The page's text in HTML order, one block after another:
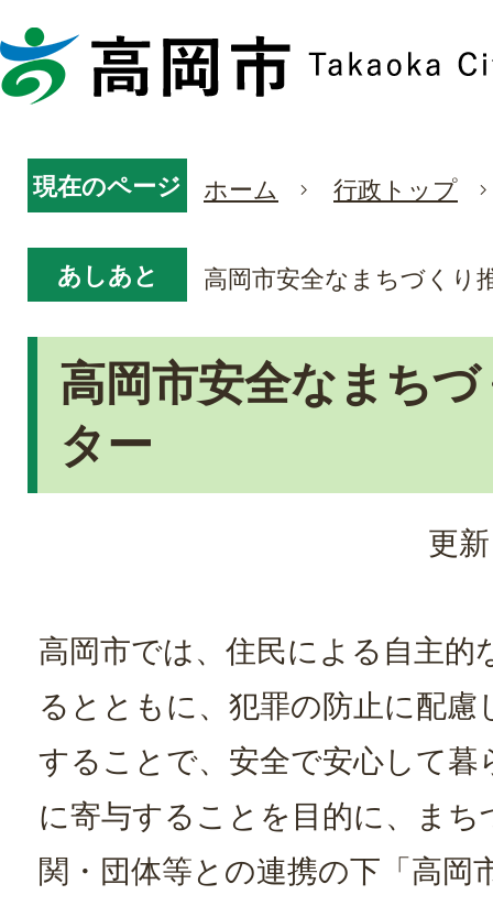
現在のページ ホーム 行政トップ
あしあと 高岡市安全なまちづくり
高岡市安全なまち
ター
更
高岡市では、住民による自主的
るとともに、犯罪の防止に配慮
することで、安全で安心して暮
に寄与することを目的に、ま
関・団体等との連携の下「高岡